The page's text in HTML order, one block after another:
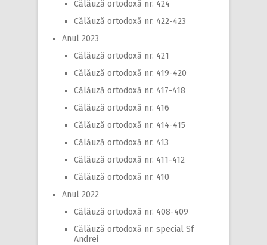
Călăuză ortodoxă nr. 424
Călăuză ortodoxă nr. 422-423
Anul 2023
Călăuză ortodoxă nr. 421
Călăuză ortodoxă nr. 419-420
Călăuză ortodoxă nr. 417-418
Călăuză ortodoxă nr. 416
Călăuză ortodoxă nr. 414-415
Călăuză ortodoxă nr. 413
Călăuză ortodoxă nr. 411-412
Călăuză ortodoxă nr. 410
Anul 2022
Călăuză ortodoxă nr. 408-409
Călăuză ortodoxă nr. special Sf
Andrei